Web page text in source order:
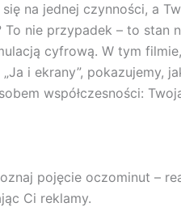
na jednej czynności, a
nie przypadek – to stan
cyfrową. W tym
i ekrany”, pokazujemy,
współczesności:
pojęcie oczominut –
Ci reklamy.